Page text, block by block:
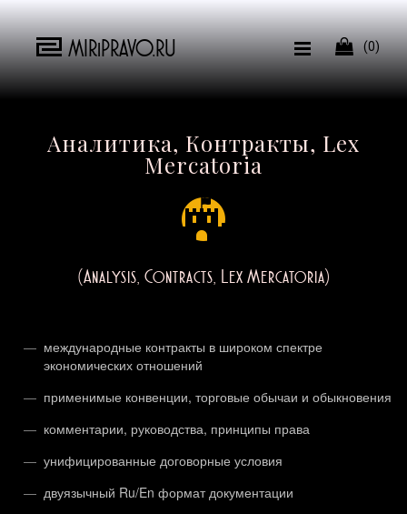
MIRiPRAVO.RU  (0)
Аналитика, Контракты, Lex
Mercatoria
(Analysis, Contracts, Lex Mercatoria)
международные контракты в широком спектре
экономических отношений
применимые конвенции, торговые обычаи и обыкновения
комментарии, руководства, принципы права
унифицированные договорные условия
двуязычный Ru/En формат документации